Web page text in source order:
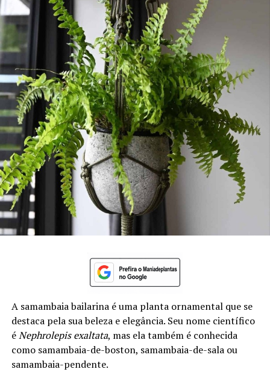
A samambaia bailarina é uma planta ornamental que se
destaca pela sua beleza e elegância. Seu nome científico
éNephrolepis exaltata, mas ela também é conhecida
como samambaia-de-boston, samambaia-de-sala ou
samambaia-pendente.